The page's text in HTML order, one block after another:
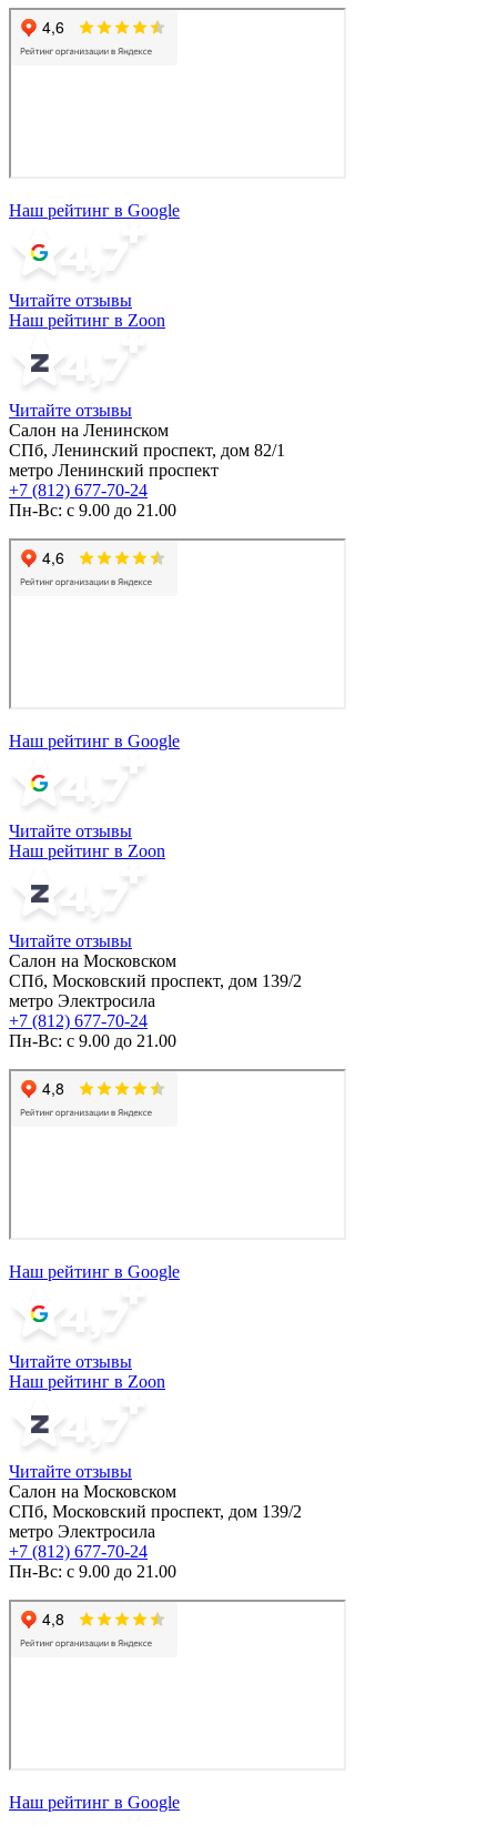
Наш рейтинг в Google
Читайте отзывы
Наш рейтинг в Zoon
Читайте отзывы
Салон на Ленинском
СПб, Ленинский проспект, дом 82/1
метро Ленинский проспект
+7 (812) 677-70-24
Пн-Вс: с 9.00 до 21.00
Наш рейтинг в Google
Читайте отзывы
Наш рейтинг в Zoon
Читайте отзывы
Салон на Московском
СПб, Московский проспект, дом 139/2
метро Электросила
+7 (812) 677-70-24
Пн-Вс: с 9.00 до 21.00
Наш рейтинг в Google
Читайте отзывы
Наш рейтинг в Zoon
Читайте отзывы
Салон на Московском
СПб, Московский проспект, дом 139/2
метро Электросила
+7 (812) 677-70-24
Пн-Вс: с 9.00 до 21.00
Наш рейтинг в Google